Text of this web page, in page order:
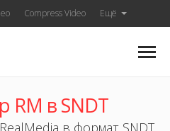
Compress Video Ещё
RM в SNDT
в формат SNDT